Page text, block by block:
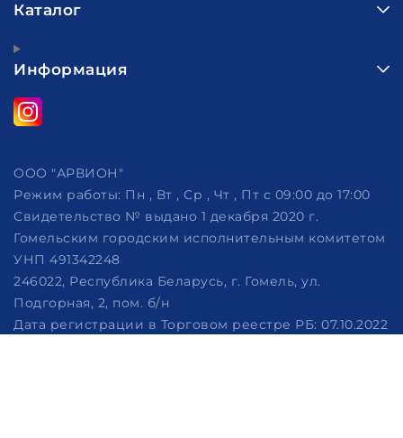
Каталог
Информация
ООО "АРВИОН"
Режим работы: Пн , Вт , Ср , Чт , Пт c 09:00 до 17:00
Свидетельство № выдано 1 декабря 2020 г.
Гомельским городским исполнительным комитетом
УНП 491342248
246022, Республика Беларусь, г. Гомель, ул.
Подгорная, 2, пом. б/н
Дата регистрации в Торговом реестре РБ: 07.10.2022